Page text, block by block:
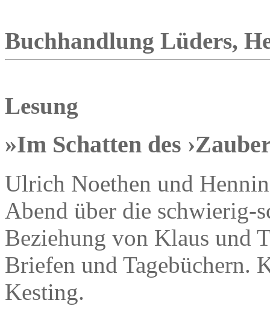
Buchhandlung Lüders,
Lesung
»Im Schatten des
Ulrich Noethen und
Abend über die schwierig-
Beziehung von Klaus und
Briefen und Tagebüchern.
Kesting.